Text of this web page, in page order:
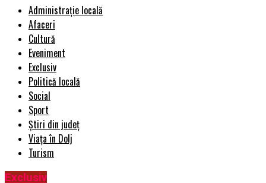
Administrație locală
Afaceri
Cultură
Eveniment
Exclusiv
Politică locală
Social
Sport
Știri din județ
Viața în Dolj
Turism
Exclusiv